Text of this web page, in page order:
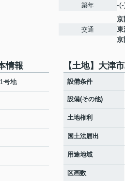
築年 -(-
交通
京
東
京
情報
号地
【土地】大津
設備条件
設備(その他)
土地権利
国土法届出
用途地域
区画数